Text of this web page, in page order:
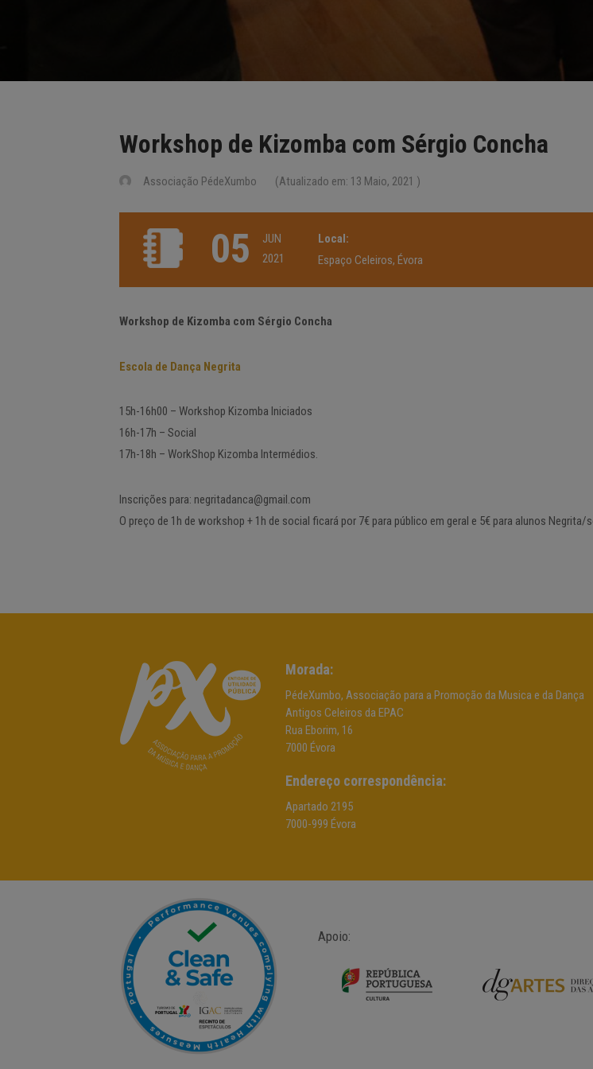
Workshop de Kizomba com Sérgio Concha
Associação PédeXumbo (Atualizado em: 13 Maio, 2021 )
05
JUN
2021
Local:
Espaço Celeiros, Évora
Workshop de Kizomba com Sérgio Concha
Escola de Dança Negrita
15h-16h00 – Workshop Kizomba Iniciados
16h-17h – Social
17h-18h – WorkShop Kizomba Intermédios.
Inscrições para: negritadanca@gmail.com
O preço de 1h de workshop + 1h de social ficará por 7€ para público em geral e 5€ para alunos Negrita/
Morada:
PédeXumbo, Associação para a Promoção da Musica e da Dança
Antigos Celeiros da EPAC
Rua Eborim, 16
7000 Évora
Endereço correspondência:
Apartado 2195
7000-999 Évora
Apoio: